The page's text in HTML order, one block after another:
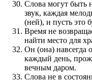
Слова могут быть
звук, каждая
(ней), и пусть это
Время не
найти место для
Он (она) навсегда
каждый день,
вечным даром.
Слова не в